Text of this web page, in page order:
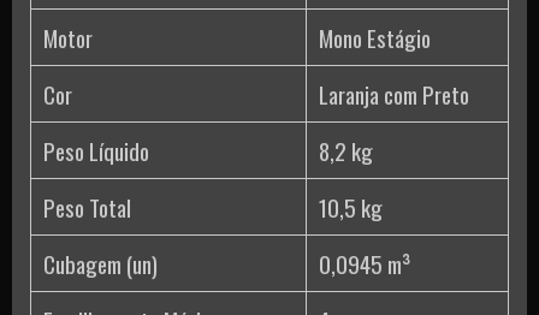
Motor
Mono Estágio
Cor
Laranja com Preto
Peso Líquido
8,2 kg
Peso Total
10,5 kg
Cubagem (un)
0,0945 m³